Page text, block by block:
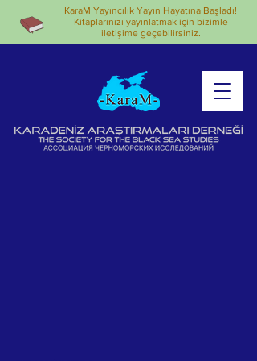
KaraM Yayıncılık Yayın Hayatına Başladı!
Kitaplarınızı yayınlatmak için bizimle
iletişime geçebilirsiniz.